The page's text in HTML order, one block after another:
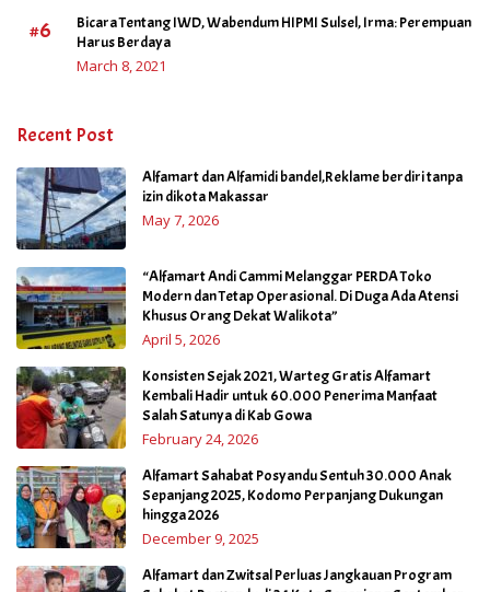
#6
Bicara Tentang IWD, Wabendum HIPMI Sulsel, Irma: Perempuan
Harus Berdaya
March 8, 2021
Recent Post
Alfamart dan Alfamidi bandel,Reklame berdiri tanpa
izin dikota Makassar
May 7, 2026
“Alfamart Andi Cammi Melanggar PERDA Toko
Modern dan Tetap Operasional. Di Duga Ada Atensi
Khusus Orang Dekat Walikota”
April 5, 2026
Konsisten Sejak 2021, Warteg Gratis Alfamart
Kembali Hadir untuk 60.000 Penerima Manfaat
Salah Satunya di Kab Gowa
February 24, 2026
Alfamart Sahabat Posyandu Sentuh 30.000 Anak
Sepanjang 2025, Kodomo Perpanjang Dukungan
hingga 2026
December 9, 2025
Alfamart dan Zwitsal Perluas Jangkauan Program